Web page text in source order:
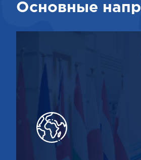
Основные